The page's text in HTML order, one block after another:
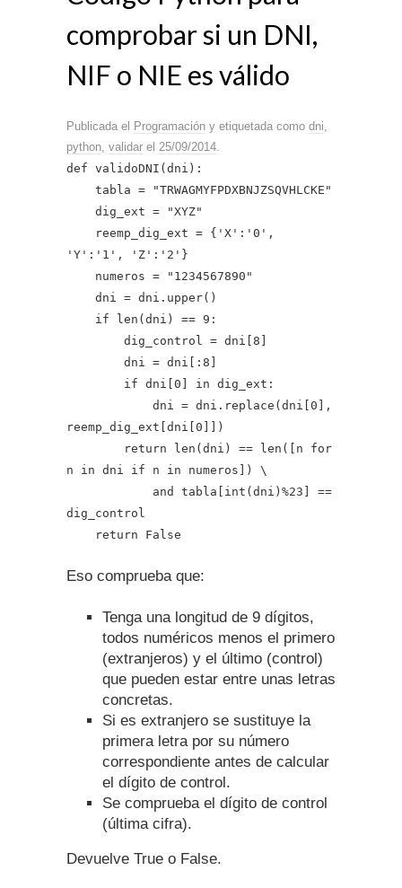
comprobar si un DNI,
NIF o NIE es válido
Publicada el Programación y etiquetada como dni
python validar el 25/09/2014
def validoDNI(dni):
tabla = "TRWAGMYFPDXBNJZSQVHLCKE"
dig_ext = "XYZ"
reemp_dig_ext = {'X':'0',
'Y':'1', 'Z':'2'}
numeros = "1234567890"
dni = dni.upper()
if len(dni) == 9:
dig_control = dni[8]
dni = dni[:8]
if dni[0] in dig_ext:
dni = dni.replace(dni[0],
reemp_dig_ext[dni[0]])
return len(dni) == len([n for
n in dni if n in numeros]) \
and tabla[int(dni)%23] ==
dig_control
return False
Eso comprueba que:
Tenga una longitud de 9 dígitos,
todos numéricos menos el primero
(extranjeros) y el último (control)
que pueden estar entre unas letras
concretas.
Si es extranjero se sustituye la
primera letra por su número
correspondiente antes de calcular
el dígito de control.
Se comprueba el dígito de control
(última cifra).
Devuelve True o False.